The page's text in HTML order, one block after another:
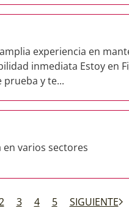
experiencia en
inmediata Estoy en
y te...
en varios sectores
3 4 5 SIGUIENTE